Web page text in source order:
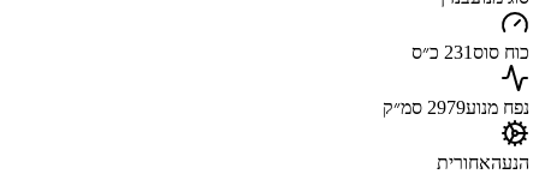
כוח סוס231 כ״ס
נפח מנוע2979 סמ״ק
הנעהאחורית